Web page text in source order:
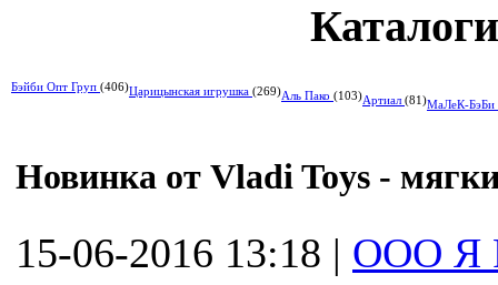
Бэйби Опт Груп (406)Царицынская игрушка (269)Аль Пако (103)Артиал (81)МаЛеК-БэБи
Новинка от Vladi Toys -
15-06-2016 13:18 | ООО Я